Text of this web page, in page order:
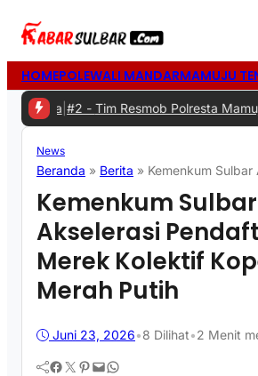
HOMEPOLEWALI MANDARMAMUJU
#2 - Tim Resmob Polresta Mamuju
News
Beranda » Berita » Kemenkum
Kemenkum Sulbar
Akselerasi
Merek Kolektif
Merah Putih
Juni 23, 2026•8 Dilihat•2 Menit
Facebook Twitter Pinterest Mail WhatsApp